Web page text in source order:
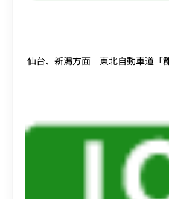
仙台、新潟方面 東北自動車道